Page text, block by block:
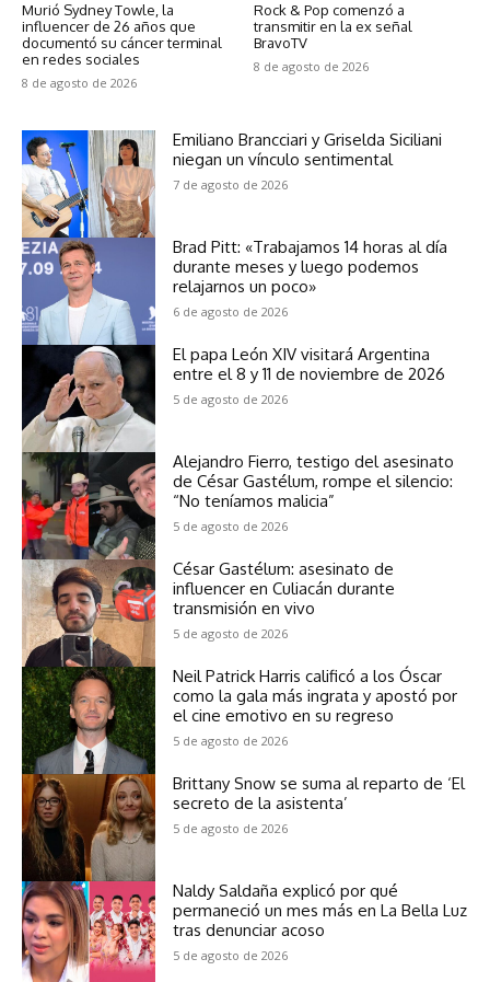
Murió Sydney Towle, la
influencer de 26 años que
documentó su cáncer terminal
en redes sociales
8 de agosto de 2026
Rock & Pop comenzó a
transmitir en la ex señal
BravoTV
8 de agosto de 2026
Emiliano Brancciari y Griselda Siciliani
niegan un vínculo sentimental
7 de agosto de 2026
Brad Pitt: «Trabajamos 14 horas al día
durante meses y luego podemos
relajarnos un poco»
6 de agosto de 2026
El papa León XIV visitará Argentina
entre el 8 y 11 de noviembre de 2026
5 de agosto de 2026
Alejandro Fierro, testigo del asesinato
de César Gastélum, rompe el silencio:
“No teníamos malicia”
5 de agosto de 2026
César Gastélum: asesinato de
influencer en Culiacán durante
transmisión en vivo
5 de agosto de 2026
Neil Patrick Harris calificó a los Óscar
como la gala más ingrata y apostó por
el cine emotivo en su regreso
5 de agosto de 2026
Brittany Snow se suma al reparto de ‘El
secreto de la asistenta’
5 de agosto de 2026
Naldy Saldaña explicó por qué
permaneció un mes más en La Bella Luz
tras denunciar acoso
5 de agosto de 2026